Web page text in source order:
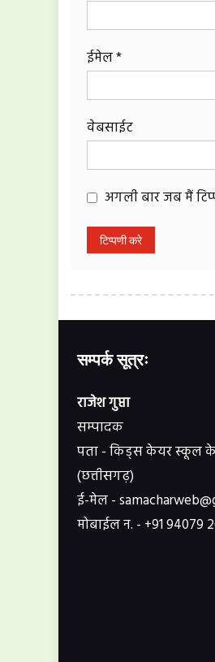
ईमेल*
वेबसाईट
अगली बार जब मैं
सम्पर्क सूत्रः
राजेश गुप्ता
सम्पादक
पता - किड्स केयर स्कूल के
(छत्तीसगढ़)
ई-मेल -
मोबाईल न. - +91 94079